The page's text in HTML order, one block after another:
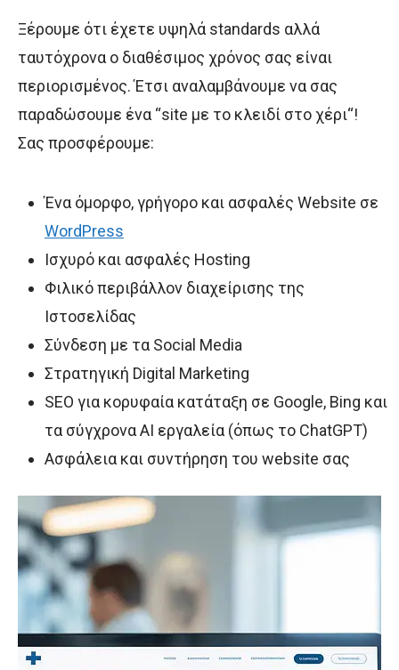
Ξέρουμε ότι έχετε υψηλά standards αλλά
ταυτόχρονα ο διαθέσιμος χρόνος σας είναι
περιορισμένος. Έτσι αναλαμβάνουμε να σας
παραδώσουμε ένα “site με το κλειδί στο χέρι“!
Σας προσφέρουμε:
Ένα όμορφο, γρήγορο και ασφαλές Website σε
WordPress
Ισχυρό και ασφαλές Hosting
Φιλικό περιβάλλον διαχείρισης της
Ιστοσελίδας
Σύνδεση με τα Social Media
Στρατηγική Digital Marketing
SEO για κορυφαία κατάταξη σε Google, Bing και
τα σύγχρονα AI εργαλεία (όπως το ChatGPT)
Ασφάλεια και συντήρηση του website σας